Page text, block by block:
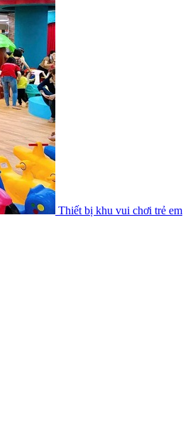
Thiết bị khu vui chơi trẻ em